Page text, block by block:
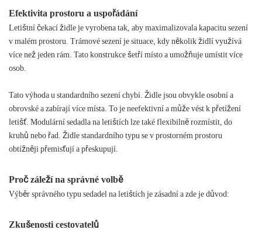
Efektivita prostoru a uspořádání
Letištní čekací židle je vyrobena tak, aby maximalizovala kapacitu sezení
v malém prostoru. Trámové sezení je situace, kdy několik židlí využívá
více než jeden rám. Tato konstrukce šetří místo a umožňuje umístit více
osob.
Tato výhoda u standardního sezení chybí. Židle jsou obvykle osobní a
obrovské a zabírají více místa. To je neefektivní a může vést k přetížení
letišť. Modulární sedadla na letištích lze také flexibilně rozmístit, do
kruhů nebo řad. Židle standardního typu se v prostorném prostoru
obtížněji přemisťují a přeskupují.
Proč záleží na správné volbě
Výběr správného typu sedadel na letištích je zásadní a zde je důvod:
Zkušenosti cestovatelů